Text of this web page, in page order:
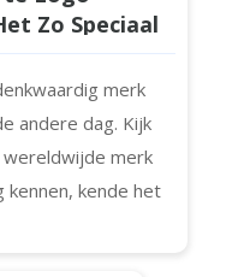
Zo Speciaal
merk
andere dag. Kijk
merk
kende het
verhaal. Adidas